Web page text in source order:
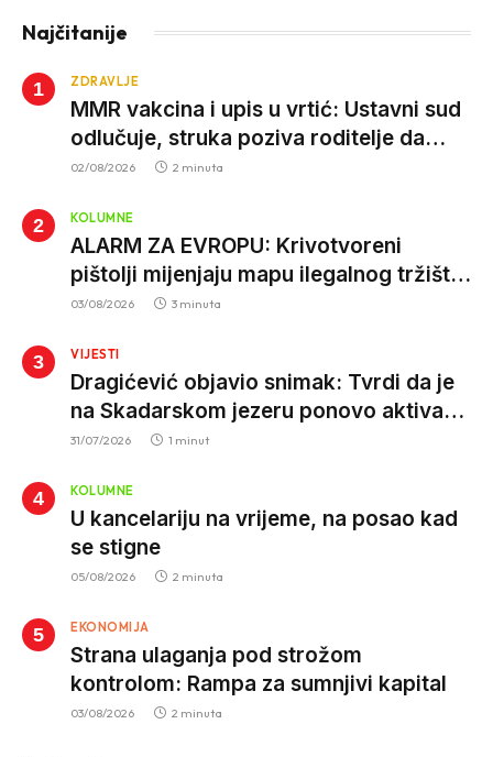
Najčitanije
ZDRAVLJE
MMR vakcina i upis u vrtić: Ustavni sud
odlučuje, struka poziva roditelje da
vjeruju nauci
02/08/2026 2 minuta
KOLUMNE
ALARM ZA EVROPU: Krivotvoreni
pištolji mijenjaju mapu ilegalnog tržišta,
istrage ukazuju na proizvodnju van EU
03/08/2026 3 minuta
VIJESTI
Dragićević objavio snimak: Tvrdi da je
na Skadarskom jezeru ponovo aktivan
krivolov strujom
31/07/2026 1 minut
KOLUMNE
U kancelariju na vrijeme, na posao kad
se stigne
05/08/2026 2 minuta
EKONOMIJA
Strana ulaganja pod strožom
kontrolom: Rampa za sumnjivi kapital
03/08/2026 2 minuta